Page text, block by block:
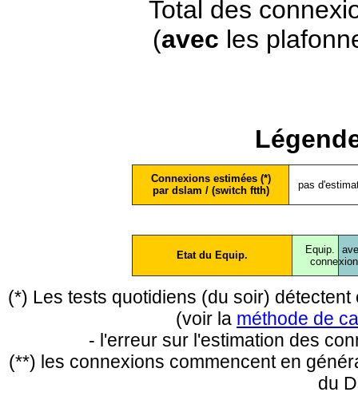
Total des
(avec les
Connexions estimées (*)
par dslam / (switch ftth)
pas
Etat du Equip.
Equip.
conne
(*) Les tests quotidiens (du soir)
(voir la méthode de
- l'erreur sur l'estimation des
(**) les connexions commencent en
du